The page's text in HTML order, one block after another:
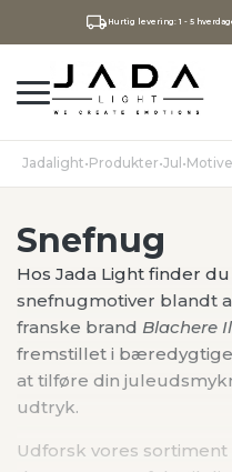
Hurtig levering: 1 - 5
Jadalight•Produkter•Jul •
Snefnug
Hos Jada Light finder
snefnugmotiver blandt
franske brand Blachere
fremstillet i
at tilføre din
udtryk.
Udforsk vores